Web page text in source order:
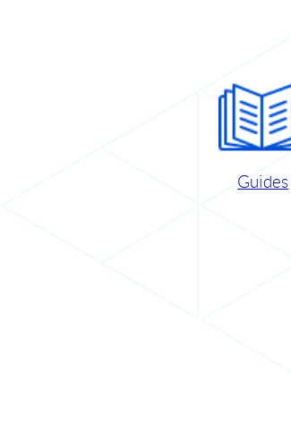
Guides